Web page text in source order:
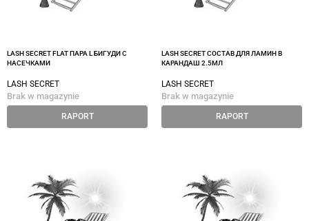
LASH SECRET FLAT ПАРА L БИГУДИ С
НАСЕЧКАМИ
LASH SECRET
Brak w magazynie
RAPORT
LASH SECRET СОСТАВ ДЛЯ ЛАМИН В
КАРАНДАШ 2.5МЛ
LASH SECRET
Brak w magazynie
RAPORT